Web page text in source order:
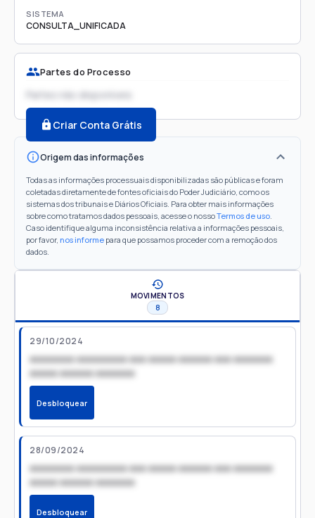
SISTEMA
CONSULTA_UNIFICADA
Partes do Processo
Partes não disponíveis
Criar Conta Grátis
Origem das informações
Todas as informações processuais disponibilizadas são públicas e foram
coletadas diretamente de fontes oficiais do Poder Judiciário, como os
sistemas dos tribunais e Diários Oficiais. Para obter mais informações
sobre como tratamos dados pessoais, acesse o nossoTermos de uso.
Caso identifique alguma inconsistência relativa a informações pessoais,
por favor, nos informe para que possamos proceder com a remoção dos
dados.
MOVIMENTOS
8
29/10/2024
xxxxxxxx xxxxxxxxx xxx xxxxx xxxxxx xxx xxxxxxx
xxxxx xxxxxx xxxxxxx
Desbloquear
28/09/2024
xxxxxxxx xxxxxxxxx xxx xxxxx xxxxxx xxx xxxxxxx
xxxxx xxxxxx xxxxxxx
Desbloquear